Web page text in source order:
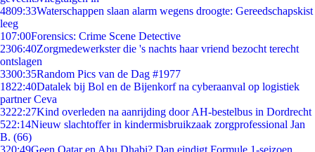
4809:33Waterschappen slaan alarm wegens droogte: Gereedschapskist
leeg
107:00Forensics: Crime Scene Detective
2306:40Zorgmedewerkster die 's nachts haar vriend bezocht terecht
ontslagen
3300:35Random Pics van de Dag #1977
1822:40Datalek bij Bol en de Bijenkorf na cyberaanval op logistiek
partner Ceva
3222:27Kind overleden na aanrijding door AH-bestelbus in Dordrecht
522:14Nieuw slachtoffer in kindermisbruikzaak zorgprofessional Jan
B. (66)
320:49Geen Qatar en Abu Dhabi? Dan eindigt Formule 1-seizoen